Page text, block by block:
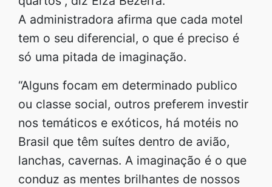
A administradora afirma que cada motel
tem o seu diferencial, o que é preciso é
só uma pitada de imaginação.
“Alguns focam em determinado publico
ou classe social, outros preferem investir
nos temáticos e exóticos, há motéis no
Brasil que têm suítes dentro de avião,
lanchas, cavernas. A imaginação é o que
conduz as mentes brilhantes de nossos